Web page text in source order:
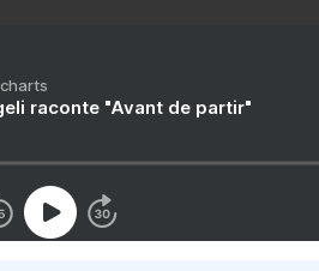
raconte "Avant de partir"